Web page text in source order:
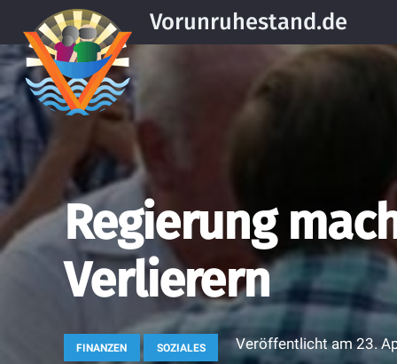
Vorunruhestand.de
Regierung
Verlierern
FINANZEN SOZIALES Veröffentlicht am23.